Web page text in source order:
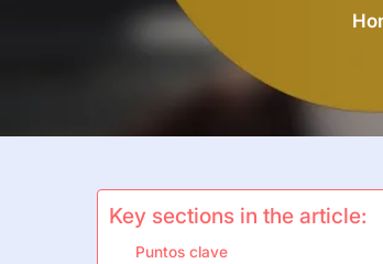
Key sections in the article:
Puntos clave